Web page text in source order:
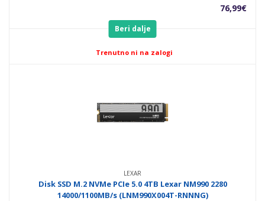
76,99€
Beri dalje
Trenutno ni na zalogi
LEXAR
Disk SSD M.2 NVMe PCIe 5.0 4TB Lexar NM990 2280
14000/1100MB/s (LNM990X004T-RNNNG)